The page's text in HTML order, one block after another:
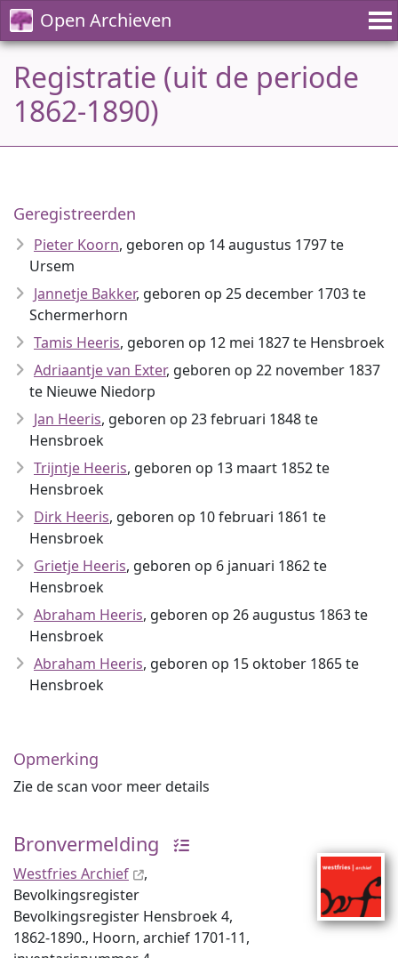
Open Archieven
Registratie (uit de periode
1862-1890)
Geregistreerden
Pieter Koorn, geboren op 14 augustus 1797 te
Ursem
Jannetje Bakker, geboren op 25 december 1703 te
Schermerhorn
Tamis Heeris, geboren op 12 mei 1827 te Hensbroek
Adriaantje van Exter, geboren op 22 november 1837
te Nieuwe Niedorp
Jan Heeris, geboren op 23 februari 1848 te
Hensbroek
Trijntje Heeris, geboren op 13 maart 1852 te
Hensbroek
Dirk Heeris, geboren op 10 februari 1861 te
Hensbroek
Grietje Heeris, geboren op 6 januari 1862 te
Hensbroek
Abraham Heeris, geboren op 26 augustus 1863 te
Hensbroek
Abraham Heeris, geboren op 15 oktober 1865 te
Hensbroek
Opmerking
Zie de scan voor meer details
Bronvermelding
Westfries Archief
,
Bevolkingsregister
Bevolkingsregister Hensbroek 4,
1862-1890., Hoorn, archief 1701-11,